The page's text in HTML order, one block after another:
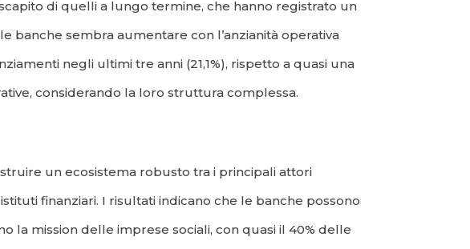
di quelli a lungo termine, che hanno registrato un
banche sembra aumentare con l’anzianità operativa
negli ultimi tre anni (21,1%), rispetto a quasi una
considerando la loro struttura complessa.
un ecosistema robusto tra i principali attori
finanziari. I risultati indicano che le banche possono
la mission delle imprese sociali, con quasi il 40% delle